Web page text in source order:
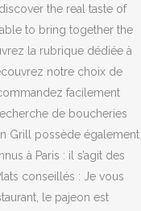
the real taste of
to bring together the
la rubrique dédiée à
notre choix de
facilement
de boucheries
Grill possède également
à Paris : il s’agit des
conseillés : Je vous
le pajeon est